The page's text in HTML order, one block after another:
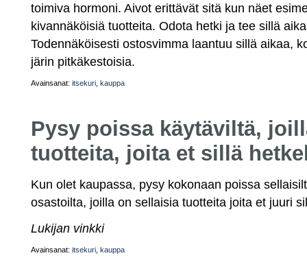
toimiva hormoni. Aivot erittävät sitä kun näet
kivannäköisiä tuotteita. Odota hetki ja tee sillä
Todennäköisesti ostosvimma laantuu sillä aikaa,
järin pitkäkestoisia.
Avainsanat: itsekuri kauppa
Pysy poissa käytäviltä,
tuotteita, joita et sillä
Kun olet kaupassa, pysy kokonaan poissa
osastoilta, joilla on sellaisia tuotteita joita et juuri
Lukijan vinkki
Avainsanat: itsekuri kauppa